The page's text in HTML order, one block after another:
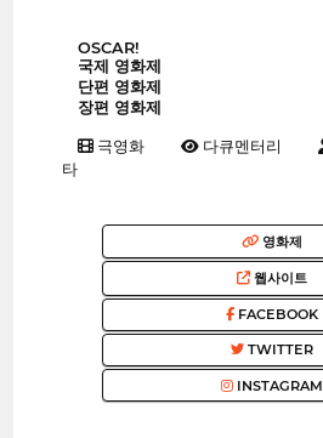
OSCAR!
국제 영화제
단편 영화제
장편 영화제
극영화 다큐멘터리
타
영화제
웹사이트
FACEBOOK
TWITTER
INSTAGRAM